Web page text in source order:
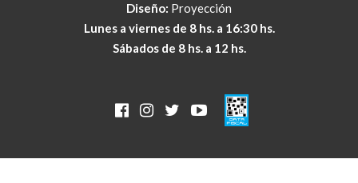
Diseño: Proyección
Lunes a viernes de 8 hs. a 16:30 hs.
Sábados de 8 hs. a 12 hs.